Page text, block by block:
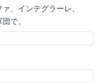
、インテグラーレ、
で。